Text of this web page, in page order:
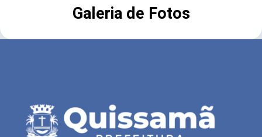
Galeria de Fotos